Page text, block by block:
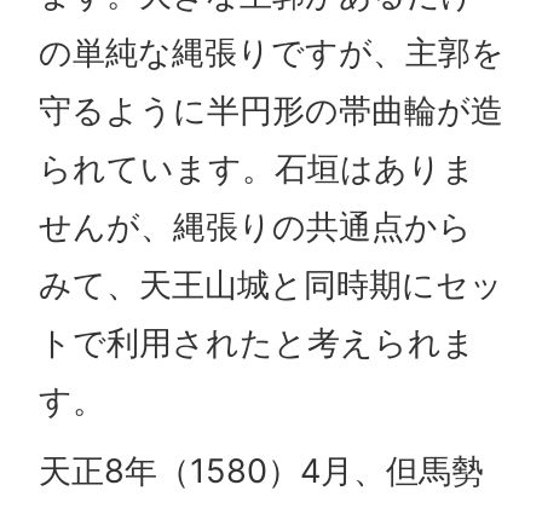
の単純な縄張りですが、主郭を
守るように半円形の帯曲輪が造
られています。石垣はありま
せんが、縄張りの共通点から
みて、天王山城と同時期にセッ
トで利用されたと考えられま
す。
天正8年（1580）4月、但馬勢